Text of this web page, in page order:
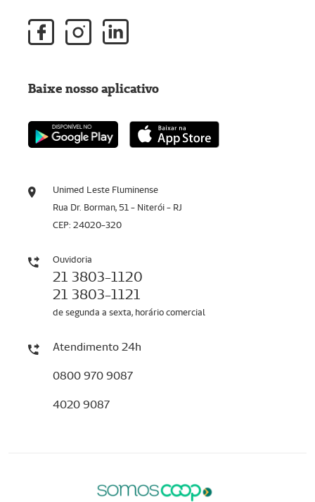
Unimed Leste Fluminense
Rua Dr. Borman, 51 - Niterói - RJ
CEP: 24020-320
Ouvidoria
21 3803-1120
21 3803-1121
de segunda a sexta, horário comercial
Atendimento 24h
0800 970 9087
4020 9087
Baixe nosso aplicativo